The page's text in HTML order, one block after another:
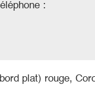
:
plat) rouge,